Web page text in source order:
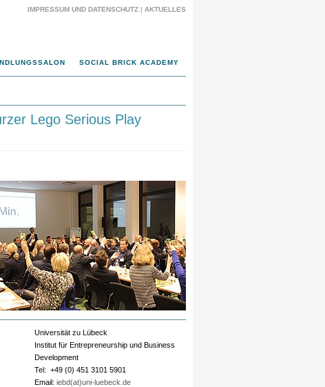
IMPRESSUM UND DATENSCHUTZ | AKTUELLES
SOCIAL BRICK ACADEMY
Lego Serious Play
Universität zu Lübeck
Institut für Entrepreneurship und Business
Development
Tel: +49 (0) 451 3101 5901
Email: iebd(at)uni-luebeck.de